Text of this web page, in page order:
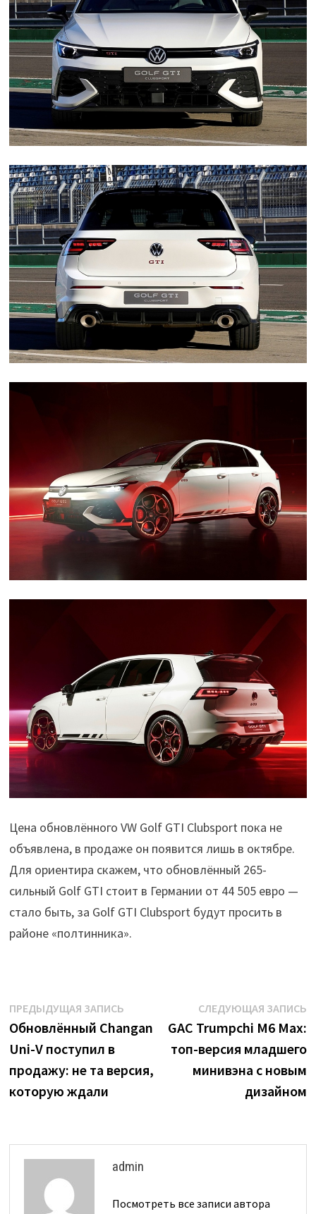
Цена обновлённого VW Golf GTI Clubsport пока не
объявлена, в продаже он появится лишь в октябре.
Для ориентира скажем, что обновлённый 265-
сильный Golf GTI стоит в Германии от 44 505 евро —
стало быть, за Golf GTI Clubsport будут просить в
районе «полтинника».
Навигация
по
записям
ПРЕДЫДУЩАЯ ЗАПИСЬПредыдущая
запись:
Обновлённый Changan
Uni-V поступил в
продажу: не та версия,
которую ждали
СЛЕДУЮЩАЯ ЗАПИСЬ
GAC Trumpchi M6 Max:
топ-версия младшего
минивэна с новым
дизайном
admin
Посмотреть все записи автора